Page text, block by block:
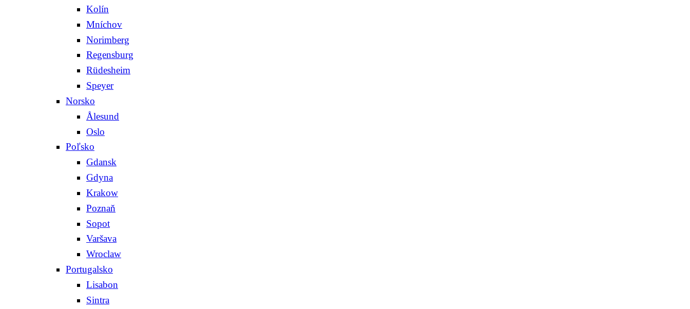
Kolín
Mníchov
Norimberg
Regensburg
Rüdesheim
Speyer
Norsko
Ålesund
Oslo
Poľsko
Gdansk
Gdyna
Krakow
Poznaň
Sopot
Varšava
Wroclaw
Portugalsko
Lisabon
Sintra